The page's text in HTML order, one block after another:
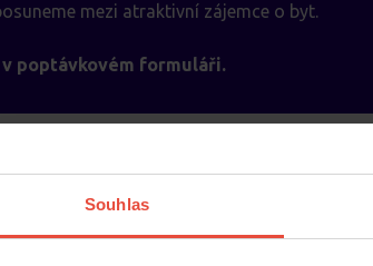
Souhlas
mezi atraktivní zájemce o byt.
poptávkovém formuláři.